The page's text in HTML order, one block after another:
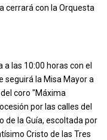
cerrará con la Orquesta
las 10:00 horas con el
seguirá la Misa Mayor a
coro "Máxima
por las calles del
de la Guía, escoltada por
Cristo de las Tres